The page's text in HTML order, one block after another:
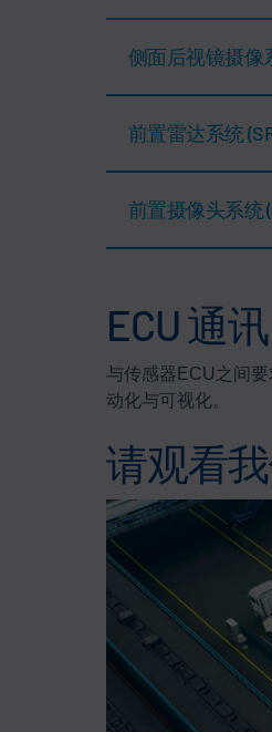
侧面后视镜摄像
前置雷达系统
前置摄像头系统
ECU 通讯
与传感器ECU之间
动化与可视化。
请观看